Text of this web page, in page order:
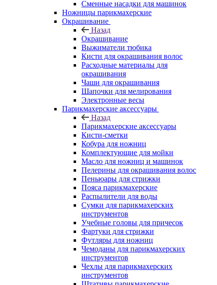
Сменные насадки для машинок
Ножницы парикмахерские
Окрашивание
Назад
Окрашивание
Выжиматели тюбика
Кисти для окрашивания волос
Расходные материалы для
окрашивания
Чаши для окрашивания
Шапочки для мелирования
Электронные весы
Парикмахерские аксессуары
Назад
Парикмахерские аксессуары
Кисти-сметки
Кобура для ножниц
Комплектующие для мойки
Масло для ножниц и машинок
Пелерины для окрашивания волос
Пеньюары для стрижки
Пояса парикмахерские
Распылители для воды
Сумки для парикмахерских
инструментов
Учебные головы для причесок
Фартуки для стрижки
Футляры для ножниц
Чемоданы для парикмахерских
инструментов
Чехлы для парикмахерских
инструментов